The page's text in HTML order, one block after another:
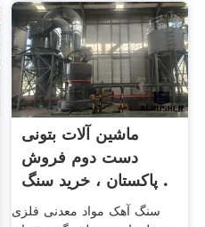
ماشین آلات بتونی
دست دوم فروش
پاکستان ، خرید سنگ .
سنگ آهک مواد معدنی فلزی